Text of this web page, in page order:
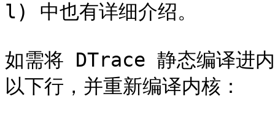
l) 中也有详细介绍。
如需将 DTrace 静态编译进
以下行，并重新编译内核：